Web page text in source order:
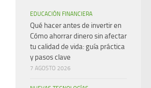
EDUCACIÓN FINANCIERA
Qué hacer antes de invertir en
Cómo ahorrar dinero sin afectar
tu calidad de vida: guía práctica
y pasos clave
7 AGOSTO 2026